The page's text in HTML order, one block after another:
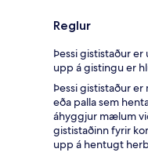
Reglur
Þessi gististaður
upp á gistingu er
Þessi gististaður
eða palla sem
áhyggjur mælum
gististaðinn fyrir
upp á hentugt